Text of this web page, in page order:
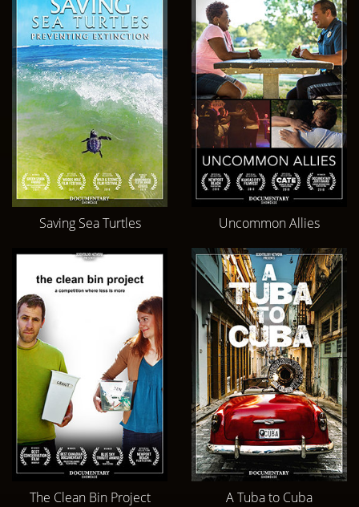
Saving Sea Turtles Uncommon Allies
The Clean Bin Project A Tuba to Cuba